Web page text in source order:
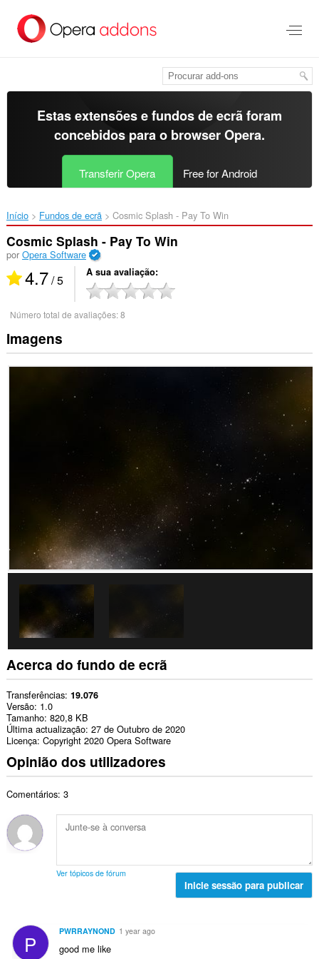
para
Estas extensões e fundos de ecrã foram
concebidos para o browser Opera.
Transferir Opera Free for Android
Início Fundos de ecrã Cosmic Splash - Pay To Win‎
Cosmic Splash - Pay To Win
por Opera Software
4.7/ 5 A sua avaliação
Número total de avaliações:8
Imagens
Acerca do fundo de ecrã
Transferências 19.076
Versão 1.0
Tamanho 820,8 KB
Última actualização 27 de Outubro de 2020
Licença Copyright 2020 Opera Software
Opinião dos utilizadores
Comentários: 3
Ver tópicos de fórum
Inicie sessão para publicar
P PWRRAYNOND 1 year ago
good me like